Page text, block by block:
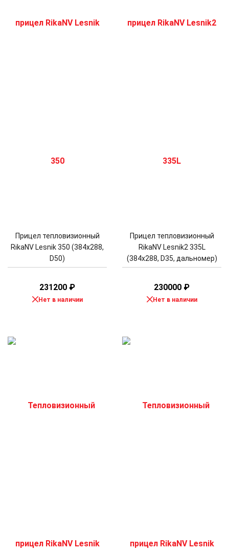
Прицел тепловизионный
RikaNV Lesnik 350 (384x288,
D50)
231200 ₽
Нет в наличии
Прицел тепловизионный
RikaNV Lesnik2 335L
(384x288, D35, дальномер)
230000 ₽
Нет в наличии